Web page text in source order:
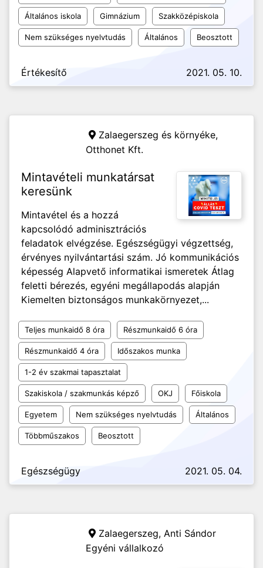
Általános iskola Gimnázium Szakközépiskola
Nem szükséges nyelvtudás Általános Beosztott
Értékesítő 2021. 05. 10.
Zalaegerszeg és környéke,
Otthonet Kft.
Mintavételi munkatársat
keresünk
Mintavétel és a hozzá
kapcsolódó adminisztrációs
feladatok elvégzése. Egészségügyi végzettség,
érvényes nyilvántartási szám. Jó kommunikációs
képesség Alapvető informatikai ismeretek Átlag
feletti bérezés, egyéni megállapodás alapján
Kiemelten biztonságos munkakörnyezet,...
Teljes munkaidő 8 óra Részmunkaidő 6 óra
Részmunkaidő 4 óra Időszakos munka
1-2 év szakmai tapasztalat
Szakiskola / szakmunkás képző OKJ Főiskola
Egyetem Nem szükséges nyelvtudás Általános
Többműszakos Beosztott
Egészségügy 2021. 05. 04.
Zalaegerszeg, Anti Sándor
Egyéni vállalkozó